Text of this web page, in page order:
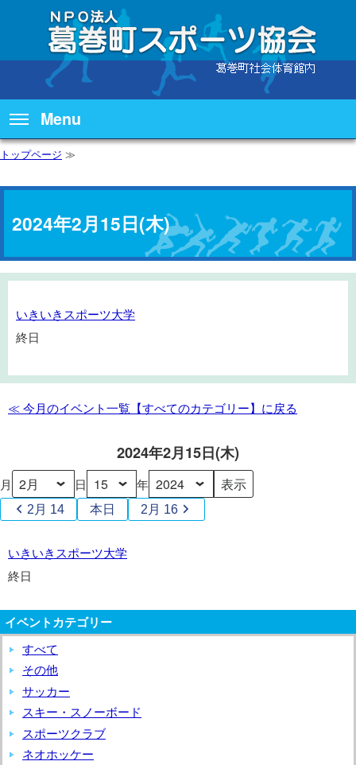
Menu
トップページ ≫
2024年2月15日(木)
い
き
い
ス
ポ
学
いきいきスポーツ大学
終日
≪ 今月のイベント一覧【すべてのカテゴリー】に戻る
2024年2月15日(木)
月 日 年
2月 14 本日 2月 16
い
き
い
ス
ポ
学
いきいきスポーツ大学
終日
イベントカテゴリー
すべて
その他
サッカー
スキー・スノーボード
スポーツクラブ
ネオホッケー